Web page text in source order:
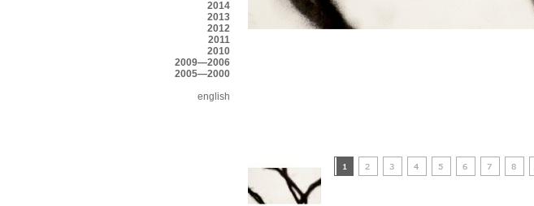
2014
2013
2012
2011
2010
2009—2006
2005—2000
english